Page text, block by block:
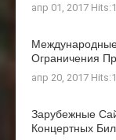
апр 01, 2017
Ограничения
апр 20, 2017
Зарубежные
Концертных